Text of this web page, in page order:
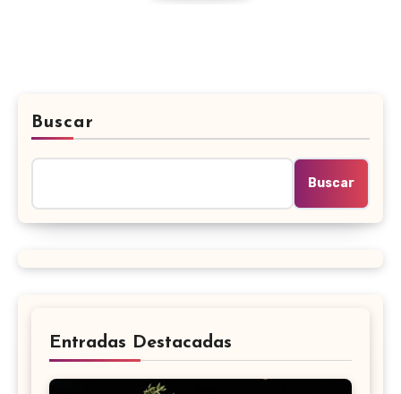
Buscar
Buscar
Entradas Destacadas